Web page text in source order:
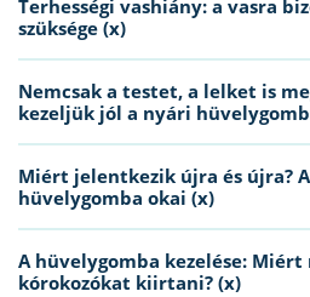
Terhességi vashiány: a vasra
szüksége (x)
Nemcsak a testet, a lelket is
kezeljük jól a nyári
Miért jelentkezik újra és újra?
hüvelygomba okai (x)
A hüvelygomba kezelése: Miért
kórokozókat kiirtani? (x)